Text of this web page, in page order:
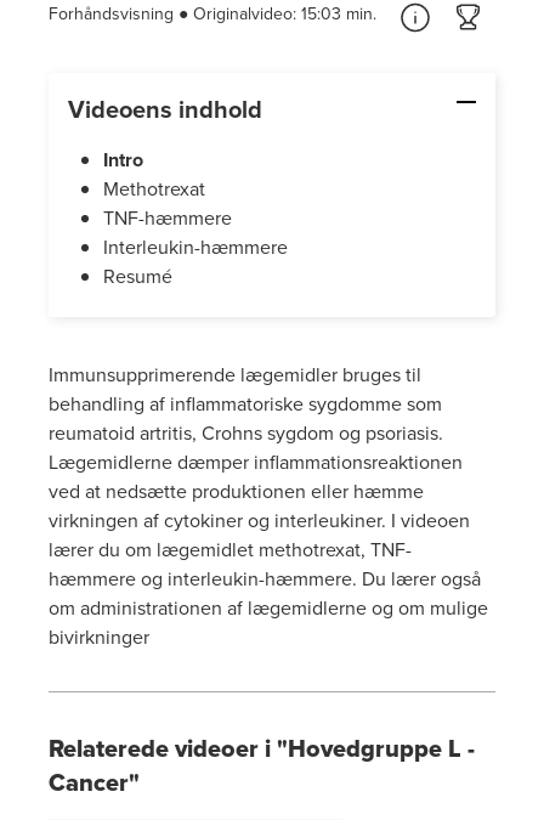
Forhåndsvisning ● Originalvideo:15:03 min.
Videoens indhold
Intro
Methotrexat
TNF-hæmmere
Interleukin-hæmmere
Resumé
Immunsupprimerende lægemidler bruges til
behandling af inflammatoriske sygdomme som
reumatoid artritis, Crohns sygdom og psoriasis.
Lægemidlerne dæmper inflammationsreaktionen
ved at nedsætte produktionen eller hæmme
virkningen af cytokiner og interleukiner. I videoen
lærer du om lægemidlet methotrexat, TNF-
hæmmere og interleukin-hæmmere. Du lærer også
om administrationen af lægemidlerne og om mulige
bivirkninger
Relaterede videoer i "Hovedgruppe L -
Cancer"